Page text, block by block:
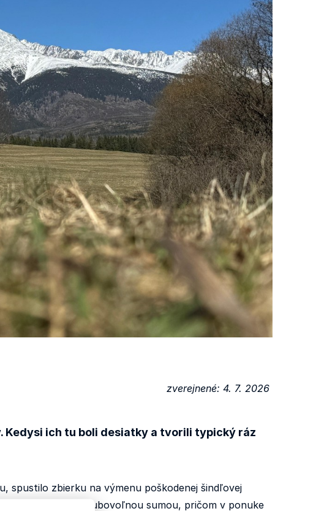
zverejnené: 4. 7. 2026
Kedysi ich tu boli desiatky a tvorili typický ráz
spustilo zbierku na výmenu poškodenej šindľovej
môžu prispieť ľubovoľnou sumou, pričom v ponuke